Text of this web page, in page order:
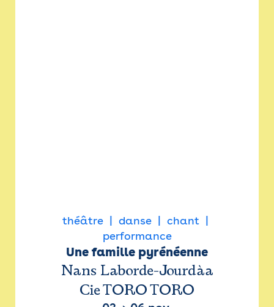
théâtre danse
chant
performance
Une famille pyrénéenne
Nans Laborde-Jourdàa
Cie TORO TORO